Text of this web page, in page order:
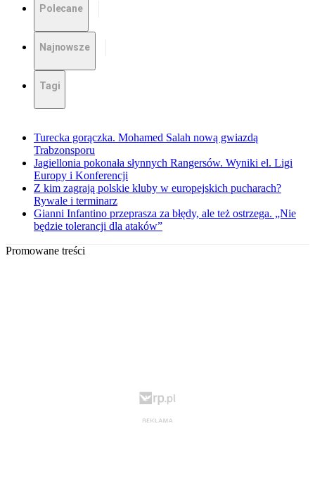
Polecane
Najnowsze
Tagi
Turecka gorączka. Mohamed Salah nową gwiazdą
Trabzonsporu
Jagiellonia pokonała słynnych Rangersów. Wyniki el. Ligi
Europy i Konferencji
Z kim zagrają polskie kluby w europejskich pucharach?
Rywale i terminarz
Gianni Infantino przeprasza za błędy, ale też ostrzega. „Nie
będzie tolerancji dla ataków”
Promowane treści